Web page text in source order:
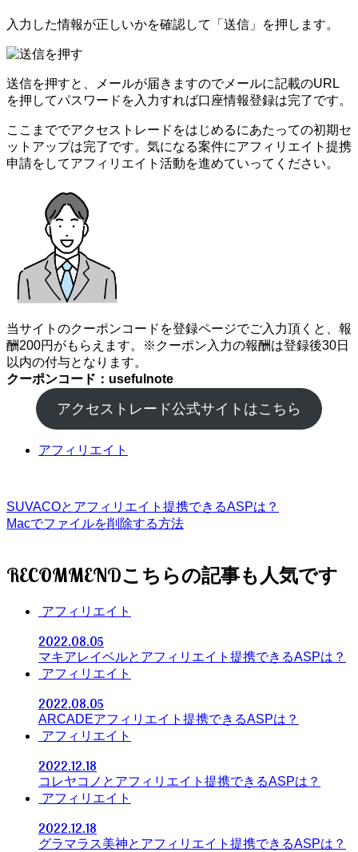
入力した情報が正しいかを確認して「送信」を押します。
送信を押すと、メールが届きますのでメールに記載のURL
を押してパスワードを入力すれば口座情報登録は完了です。
ここまででアクセストレードをはじめるにあたっての初期セ
ットアップは完了です。気になる案件にアフィリエイト提携
申請をしてアフィリエイト活動を進めていってください。
当サイトのクーポンコードを登録ページでご入力頂くと、報
酬200円がもらえます。※クーポン入力の報酬は登録後30日
以内の付与となります。
クーポンコード：usefulnote
アクセストレード公式サイトはこちら
アフィリエイト
SUVACOとアフィリエイト提携できるASPは？
Macでファイルを削除する方法
RECOMMEND
アフィリエイト
2022.08.05
マキアレイベルとアフィリエイト提携できるASPは？
アフィリエイト
2022.08.05
ARCADEアフィリエイト提携できるASPは？
アフィリエイト
2022.12.18
コレヤコノとアフィリエイト提携できるASPは？
アフィリエイト
2022.12.18
グラマラス美神とアフィリエイト提携できるASPは？